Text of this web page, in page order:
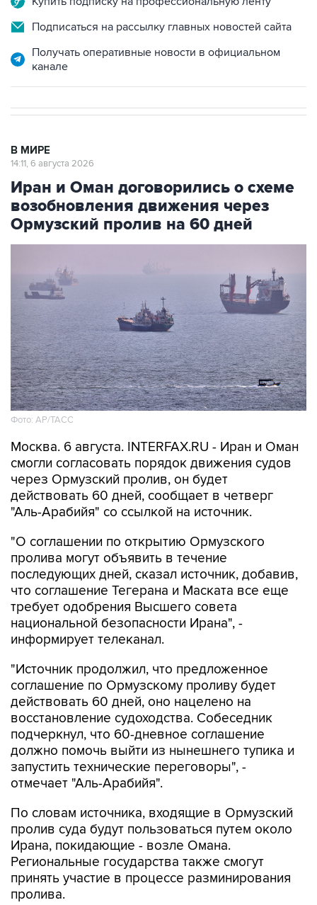
Подписаться на рассылку главных новостей сайта
Получать оперативные новости в официальном
канале
В МИРЕ
14:11, 6 августа 2026
Иран и Оман договорились о схеме
возобновления движения через
Ормузский пролив на 60 дней
Фото: AP/ТАСС
Москва. 6 августа. INTERFAX.RU - Иран и Оман
смогли согласовать порядок движения судов
через Ормузский пролив, он будет
действовать 60 дней, сообщает в четверг
"Аль-Арабийя" со ссылкой на источник.
"О соглашении по открытию Ормузского
пролива могут объявить в течение
последующих дней, сказал источник, добавив,
что соглашение Тегерана и Маската все еще
требует одобрения Высшего совета
национальной безопасности Ирана", -
информирует телеканал.
"Источник продолжил, что предложенное
соглашение по Ормузскому проливу будет
действовать 60 дней, оно нацелено на
восстановление судоходства. Собеседник
подчеркнул, что 60-дневное соглашение
должно помочь выйти из нынешнего тупика и
запустить технические переговоры", -
отмечает "Аль-Арабийя".
По словам источника, входящие в Ормузский
пролив суда будут пользоваться путем около
Ирана, покидающие - возле Омана.
Региональные государства также смогут
принять участие в процессе разминирования
пролива.